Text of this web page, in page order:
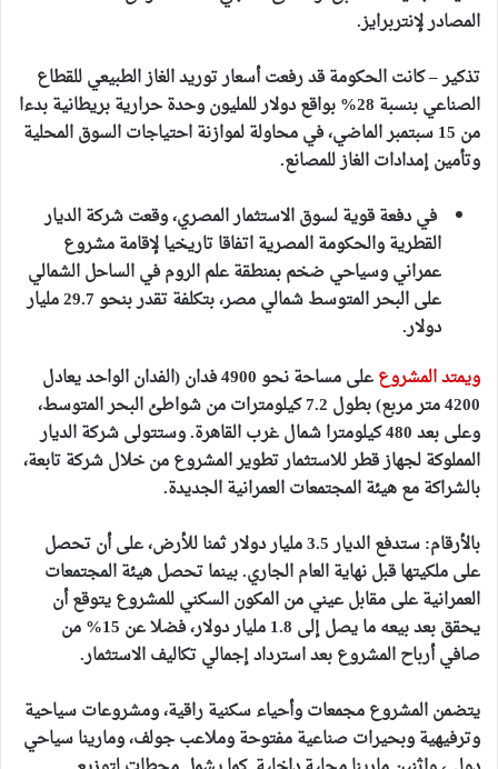
المصادر لإنتربرايز.
تذكير – كانت الحكومة قد رفعت أسعار توريد الغاز الطبيعي للقطاع
الصناعي بنسبة 28% بواقع دولار للمليون وحدة حرارية بريطانية بدءا
من 15 سبتمبر الماضي، في محاولة لموازنة احتياجات السوق المحلية
وتأمين إمدادات الغاز للمصانع.
في دفعة قوية لسوق الاستثمار المصري،وقعت شركة الديار
القطرية والحكومة المصرية اتفاقا تاريخيا لإقامة مشروع
عمراني وسياحي ضخم بمنطقة علم الروم في الساحل الشمالي
على البحر المتوسط شمالي مصر، بتكلفة تقدر بنحو 29.7 مليار
دولار.
ويمتد المشروع
على مساحة نحو 4900 فدان (الفدان الواحد يعادل
4200 متر مربع) بطول 7.2 كيلومترات من شواطئ البحر المتوسط،
وعلى بعد 480 كيلومترا شمال غرب القاهرة. وستتولى شركة الديار
المملوكة لجهاز قطر للاستثمار تطوير المشروع من خلال شركة تابعة،
بالشراكة مع هيئة المجتمعات العمرانية الجديدة.
بالأرقام:ستدفع الديار 3.5 مليار دولار ثمنا للأرض
، على أن تحصل
على ملكيتها قبل نهاية العام الجاري. بينماتحصل هيئة المجتمعات
العمرانية على مقابل عيني من المكون السكني للمشروع يتوقع أن
يحقق بعد بيعه ما يصل إلى 1.8 مليار دولار، فضلا عن 15% من
صافي أرباح المشروع بعد استرداد إجمالي تكاليف الاستثمار.
يتضمن المشروع مجمعات وأحياء سكنية راقية، ومشروعات سياحية
وترفيهية وبحيرات صناعية مفتوحة وملاعب جولف، ومارينا سياحي